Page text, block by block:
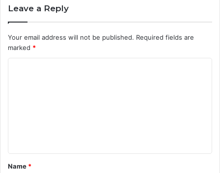
Leave a Reply
Your email address will not be published. Required fields are
marked *
t
*
Name *